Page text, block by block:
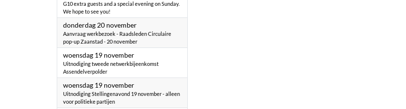
G10 extra guests and a special evening on Sunday.
We hope to see you!
donderdag 20 november2025
Aanvraag werkbezoek - Raadsleden Circulaire
pop-up Zaanstad - 20 november
woensdag 19 november2025
Uitnodiging tweede netwerkbijeenkomst
Assendelverpolder
woensdag 19 november2025
Uitnodiging Stellingenavond 19 november - alleen
voor politieke partijen